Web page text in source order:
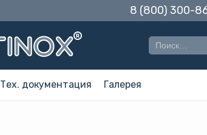
8 (800) 300-
Тех. документация Галерея